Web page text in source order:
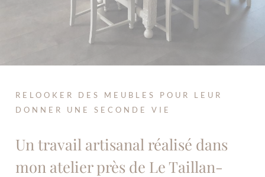
RELOOKER DES MEUBLES POUR LEUR
DONNER UNE SECONDE VIE
Un travail artisanal réalisé dans
mon atelier près de Le Taillan-